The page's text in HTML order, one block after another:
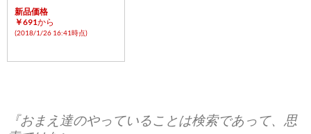
新品価格
￥691から
(2018/1/26 16:41時点)
『おまえ達のやっていることは検索であって、思